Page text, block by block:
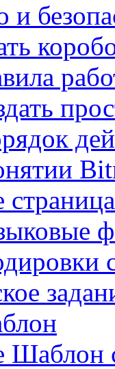
и
страница
Шаблон